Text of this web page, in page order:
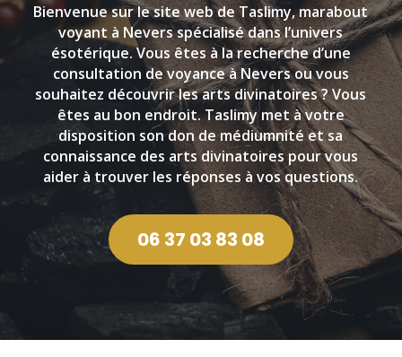
Bienvenue sur le site web de Taslimy, marabout
voyant à Nevers spécialisé dans l’univers
ésotérique. Vous êtes à la recherche d’une
consultation de voyance à Nevers ou vous
souhaitez découvrir les arts divinatoires ? Vous
êtes au bon endroit. Taslimy met à votre
disposition son don de médiumnité et sa
connaissance des arts divinatoires pour vous
aider à trouver les réponses à vos questions.
06 37 03 83 08